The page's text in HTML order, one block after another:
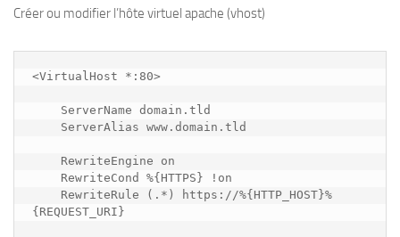
Créer ou modifier l’hôte virtuel apache (vhost)
<VirtualHost *:80>
ServerName domain.tld
ServerAlias www.domain.tld
RewriteEngine on
RewriteCond %{HTTPS} !on
RewriteRule (.*) https://%{HTTP_HOST}%
{REQUEST_URI}